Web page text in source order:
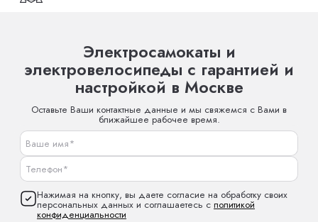
Электросамокаты и
электровелосипеды с гарантией и
настройкой в Москве
Оставьте Ваши контактные данные и мы свяжемся с Вами в
ближайшее рабочее время.
Нажимая на кнопку, вы даете согласие на обработку своих
персональных данных и соглашаетесь с политикой
конфиденциальности